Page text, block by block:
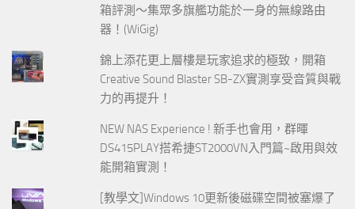
箱評測～集眾多旗艦功能於一身的無線路由
器！(WiGig)
錦上添花更上層樓是玩家追求的極致，開箱
Creative Sound Blaster SB-ZX實測享受音質與戰
力的再提升！
NEW NAS Experience ! 新手也會用，群暉
DS415PLAY搭希捷ST2000VN入門篇~啟用與效
能開箱實測！
[教學文]Windows 10更新後磁碟空間被塞爆了